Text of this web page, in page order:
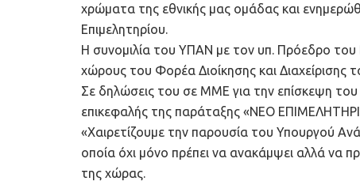
χρώματα της εθνικής μας ομάδας και
Επιμελητηρίου.
Η συνομιλία του ΥΠΑΝ με τον υπ. Πρόεδρο του
χώρους του Φορέα Διοίκησης και
Σε δηλώσεις του σε ΜΜΕ για την επίσκεψη
επικεφαλής της παράταξης «ΝΕΟ
«Χαιρετίζουμε την παρουσία του Υπουργού
οποία όχι μόνο πρέπει να ανακάμψει αλλά να
της χώρας.